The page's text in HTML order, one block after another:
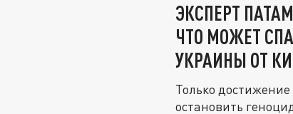
ЭКСПЕРТ
ЧТО МОЖЕТ
УКРАИНЫ ОТ
Только
остановить